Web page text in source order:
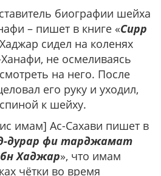
биографии шейха
– пишет в книге «Сирр
сидел на коленях
не осмеливаясь
на него. После
его руку и уходил,
к шейху.
имам] Ас-Сахави пишет в
дурар фи тарджамат
Хаджар», что имам
чётки во время